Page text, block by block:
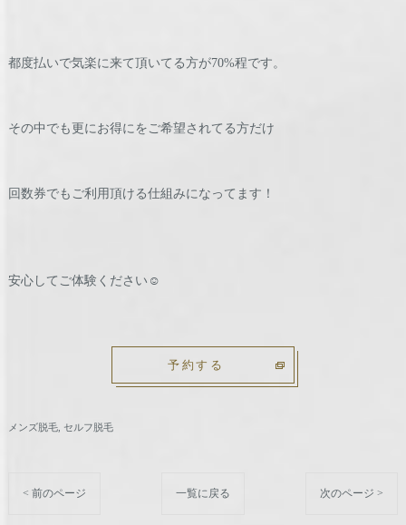
都度払いで気楽に来て頂いてる方が70%程です。
その中でも更にお得にをご希望されてる方だけ
回数券でもご利用頂ける仕組みになってます！
安心してご体験ください☺️
予約する
メンズ脱毛 セルフ脱毛
< 前のページ 一覧に戻る 次のページ >